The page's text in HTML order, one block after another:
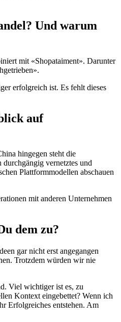
Und warum
mit «Shopataiment». Darunter
erfolgreich ist. Es fehlt dieses
auf
hingegen steht die
vernetztes und
Plattformmodellen abschauen
mit anderen Unternehmen
dem zu?
gar nicht erst angegangen
Trotzdem würden wir nie
Viel wichtiger ist es, zu
Kontext eingebettet? Wenn ich
Erfolgreiches entstehen. Am